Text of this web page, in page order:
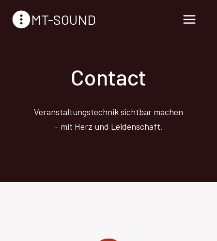
Inhalt
MT-SOUND
Contact
Veranstaltungstechnik sichtbar machen
– mit Herz und Leidenschaft.